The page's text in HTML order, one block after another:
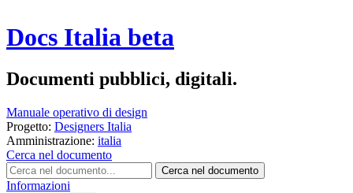
Docs Italia beta
Documenti pubblici, digitali.
Manuale operativo di design
Progetto: Designers Italia
Amministrazione: italia
Cerca nel documento
Cerca nel documento
Informazioni